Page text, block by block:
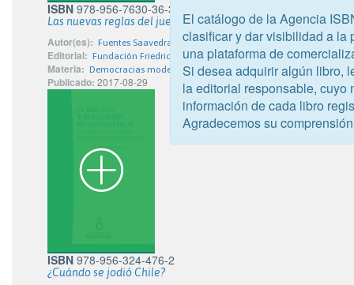
ISBN 978-956-7630-36-3
Las nuevas reglas del juego político en Chile: partidos,
Autor(es): Fuentes Saavedra, Claudio
Editorial: Fundación Friedrich Ebert
Materia: Democracias modernas
Publicado: 2017-08-29
ISBN 978-956-324-476-2
¿Cuándo se jodió Chile?
El catálogo de la Agencia
clasificar y dar visibilidad a la
una plataforma de
Si desea adquirir algún libro,
la editorial responsable, cuyo
información de cada libro
Agradecemos su